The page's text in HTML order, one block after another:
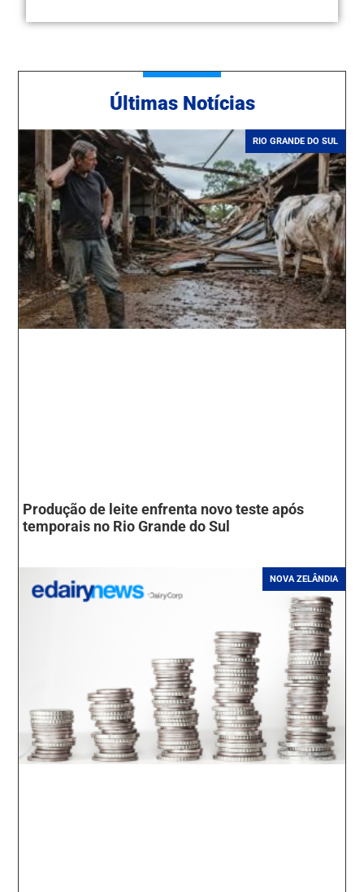
Últimas Notícias
RIO GRANDE DO SUL
Produção de leite enfrenta novo teste após
temporais no Rio Grande do Sul
NOVA ZELÂNDIA